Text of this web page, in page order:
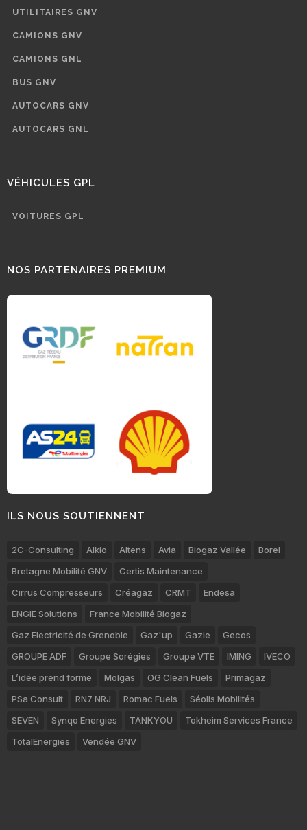
UTILITAIRES GNV
CAMIONS GNV
CAMIONS GNL
BUS GNV
AUTOCARS GNV
AUTOCARS GNL
VÉHICULES GPL
VOITURES GPL
NOS PARTENAIRES PREMIUM
ILS NOUS SOUTIENNENT
2C-Consulting Alkio Altens Avia Biogaz Vallée
Borel
Bretagne Mobilité GNV
Certis Maintenance
Cirrus Compresseurs
Créagaz CRMT
Endesa
ENGIE Solutions
France Mobilité Biogaz
Gaz Electricité de Grenoble
Gaz'up Gazie
Gecos
GROUPE ADF
Groupe Sorégies Groupe VTE IMING
IVECO
L’idée prend forme
Molgas OG Clean Fuels
Primagaz
PSa Consult
RN7 NRJ Romac Fuels
Séolis Mobilités
SEVEN
Synqo Energies TANKYOU
Tokheim Services France
TotalEnergies
Vendée GNV